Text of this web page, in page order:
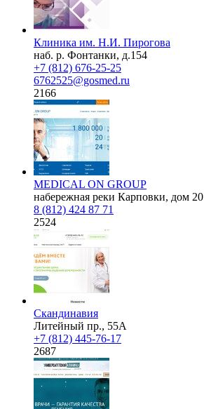
Клиника им. Н.И. Пирогова
наб. р. Фонтанки, д.154
+7 (812) 676-25-25
6762525@gosmed.ru
2166
MEDICAL ON GROUP
набережная реки Карповки, дом 20
8 (812) 424 87 71
2524
Скандинавия
Литейный пр., 55А
+7 (812) 445-76-17
2687